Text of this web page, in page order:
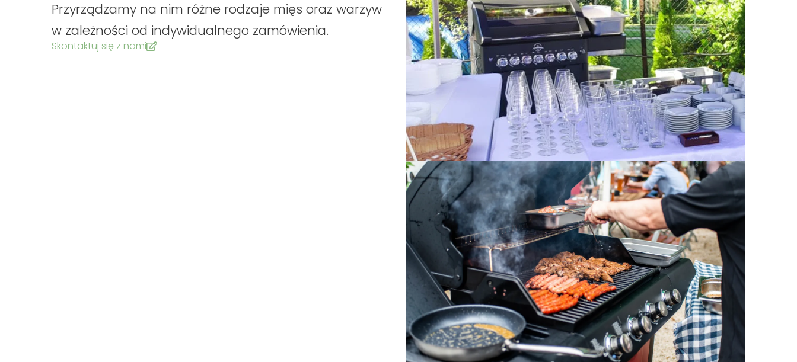
Przyrządzamy na nim różne rodzaje mięs oraz warzyw
w zależności od indywidualnego zamówienia.
Skontaktuj się z nami